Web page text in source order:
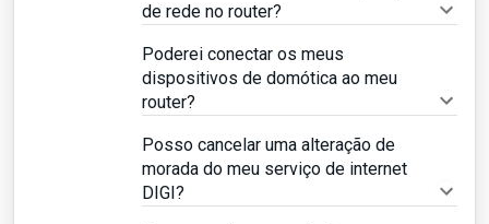
de rede no router?
Poderei conectar os meus
dispositivos de domótica ao meu
router?
Posso cancelar uma alteração de
morada do meu serviço de internet
DIGI?